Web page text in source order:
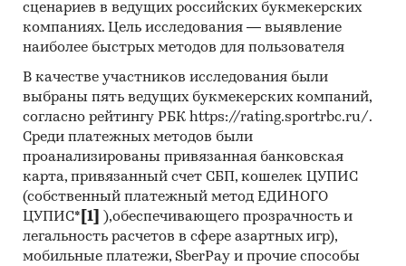
сценариев в ведущих российских букмекерских
компаниях. Цель исследования — выявление
наиболее быстрых методов для пользователя
В качестве участников исследования были
выбраны пять ведущих букмекерских компаний,
согласно рейтингу РБК https://rating.sportrbc.ru/.
Среди платежных методов были
проанализированы привязанная банковская
карта, привязанный счет СБП, кошелек ЦУПИС
(собственный платежный метод ЕДИНОГО
ЦУПИС* [1]
),обеспечивающего прозрачность и
легальность расчетов в сфере азартных игр),
мобильные платежи, SberPay и прочие способы